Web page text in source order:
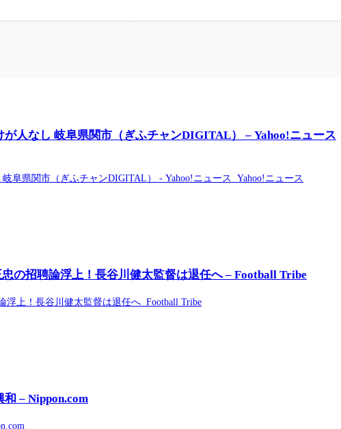
人なし 岐阜県関市（ぎふチャンDIGITAL） – Yahoo!ニュース
阜県関市（ぎふチャンDIGITAL） - Yahoo!ニュース Yahoo!ニュース
の招聘論浮上！長谷川健太監督は退任へ – Football Tribe
浮上！長谷川健太監督は退任へ Football Tribe
– Nippon.com